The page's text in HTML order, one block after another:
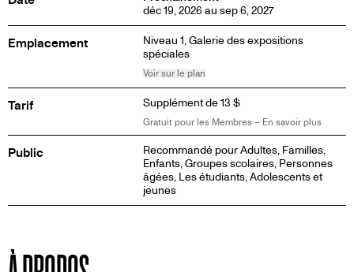
déc 19, 2026 au sep 6, 2027
Emplacement Niveau 1,Galerie des expositions
spéciales
Voir sur le plan
Tarif Supplément de 13 $
Gratuit pour les Membres – En savoir plus
Public
Recommandé pour Adultes, Familles,
Enfants, Groupes scolaires, Personnes
âgées, Les étudiants, Adolescents et
jeunes